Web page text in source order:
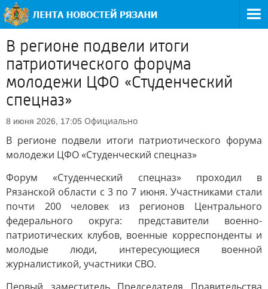
В регионе подвели итоги
патриотического форума
молодежи ЦФО «Студенческий
спецназ»
8 июня 2026, 17:05 Официально
В регионе подвели итоги патриотического форума
молодежи ЦФО «Студенческий спецназ»
Форум «Студенческий спецназ» проходил в
Рязанской области с 3 по 7 июня. Участниками стали
почти 200 человек из регионов Центрального
федерального округа: представители военно-
патриотических клубов, военные корреспонденты и
молодые люди, интересующиеся военной
журналистикой, участники СВО.